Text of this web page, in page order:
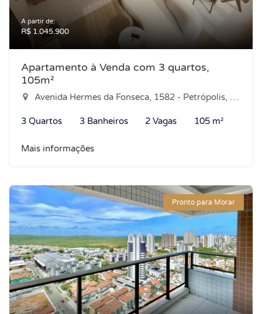
A partir de:
R$ 1.045.900
Apartamento à Venda com 3 quartos,
105m²
Avenida Hermes da Fonseca, 1582 - Petrópolis, Natal-RN
3 Quartos 3 Banheiros 2 Vagas 105 m²
Mais informações
Pronto para Morar